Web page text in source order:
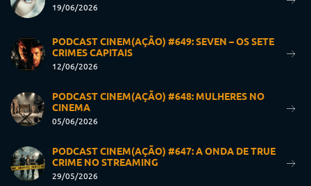
19/06/2026
PODCAST CINEM(AÇÃO) #649: SEVEN – OS SETE
CRIMES CAPITAIS
12/06/2026
PODCAST CINEM(AÇÃO) #648: MULHERES NO
CINEMA
05/06/2026
PODCAST CINEM(AÇÃO) #647: A ONDA DE TRUE
CRIME NO STREAMING
29/05/2026